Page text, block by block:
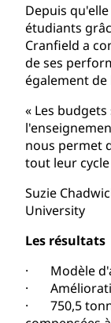
Depuis
étudiants
Cranfield a
de ses
également de
« Les
nous permet
tout leur
Suzie
University
Les résultats
· Modèle
·
· 750,5